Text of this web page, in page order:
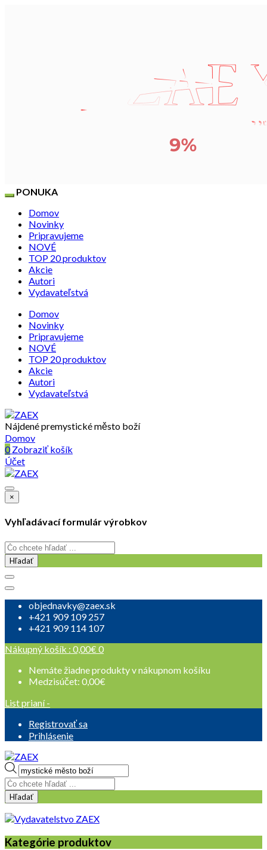
PONUKA
Domov
Novinky
Pripravujeme
NOVÉ
TOP 20 produktov
Akcie
Autori
Vydavateľstvá
Domov
Novinky
Pripravujeme
NOVÉ
TOP 20 produktov
Akcie
Autori
Vydavateľstvá
Nájdené premystické město boží
Domov
0Zobraziť košík
Účet
×
Vyhľadávací formulár výrobkov
Hľadať
objednavky@zaex.sk
+421 909 109 257
+421 909 114 107
Nákupný košík : 0,00€ 0
Nemáte žiadne produkty v nákupnom košíku
Medzisúčet: 0,00€
List prianí -
Registrovať sa
Prihlásenie
Products
search
Hľadať
Kategórie produktov